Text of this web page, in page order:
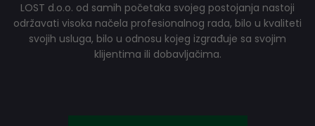
LOST d.o.o. od samih početaka svojeg postojanja nastoji
održavati visoka načela profesionalnog rada, bilo u kvaliteti
svojih usluga, bilo u odnosu kojeg izgrađuje sa svojim
klijentima ili dobavljačima.